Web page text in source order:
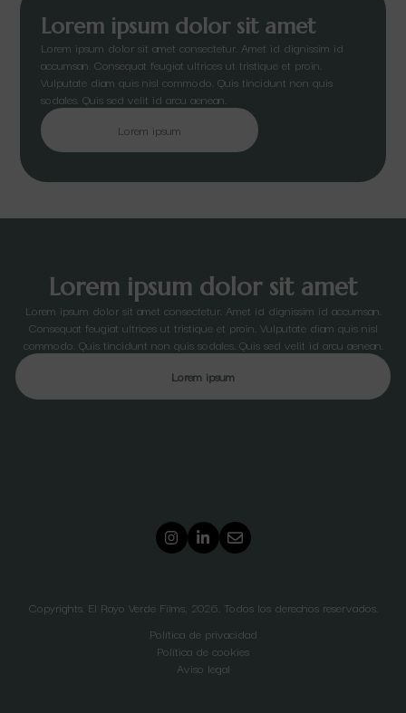
Lorem ipsum dolor sit amet
Lorem ipsum dolor sit amet consectetur. Amet id dignissim id
accumsan. Consequat feugiat ultrices ut tristique et proin.
Vulputate diam quis nisl commodo. Quis tincidunt non quis
sodales. Quis sed velit id arcu aenean.
Lorem ipsum
Lorem ipsum dolor sit amet
Lorem ipsum dolor sit amet consectetur. Amet id dignissim id accumsan.
Consequat feugiat ultrices ut tristique et proin. Vulputate diam quis nisl
commodo. Quis tincidunt non quis sodales. Quis sed velit id arcu aenean.
Lorem ipsum
Copyrights. El Rayo Verde Films, 2026. Todos los derechos reservados.
Política de privacidad
Política de cookies
Aviso legal